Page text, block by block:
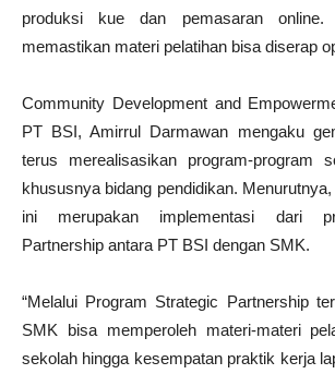
produksi kue dan pemasaran online.
memastikan materi pelatihan bisa diserap
Community Development and
PT BSI, Amirrul Darmawan mengaku
terus merealisasikan program-program
khususnya bidang pendidikan.
ini merupakan implementasi dari
Partnership antara PT BSI dengan SMK.
“Melalui Program Strategic Partnership
SMK bisa memperoleh materi-materi
sekolah hingga kesempatan praktik kerja